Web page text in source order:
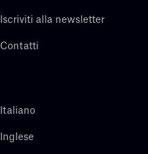
Iscriviti alla newsletter
Contatti
Italiano
Inglese